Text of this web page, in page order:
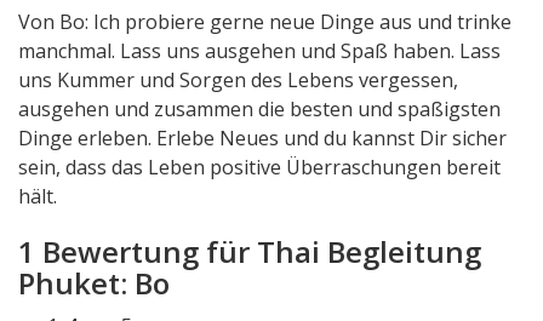
Von Bo: Ich probiere gerne neue Dinge aus und trinke
manchmal. Lass uns ausgehen und Spaß haben. Lass
uns Kummer und Sorgen des Lebens vergessen,
ausgehen und zusammen die besten und spaßigsten
Dinge erleben. Erlebe Neues und du kannst Dir sicher
sein, dass das Leben positive Überraschungen bereit
hält.
1 Bewertung für Thai Begleitung
Phuket: Bo